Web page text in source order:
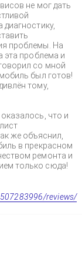
не мог дать
проблемы. На
эта проблема и
со мной
был готов!
тому,
что и
же объяснил,
в прекрасном
ремонта и
только сюда!
reviews/